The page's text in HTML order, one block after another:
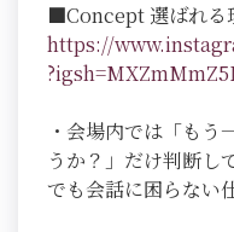
■Concept 選ばれる
https://
・会場内では「もう
うか？」だけ判断し
でも会話に困らない